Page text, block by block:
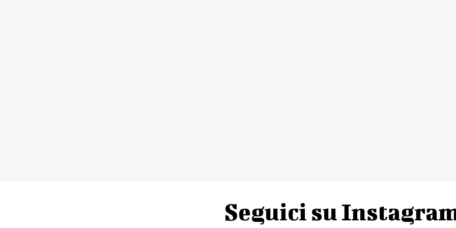
Seguici su